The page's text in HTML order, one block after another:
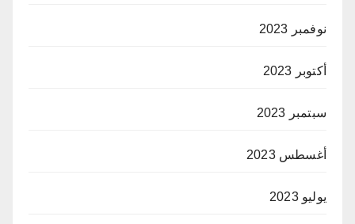
نوفمبر 2023
أكتوبر 2023
سبتمبر 2023
أغسطس 2023
يوليو 2023